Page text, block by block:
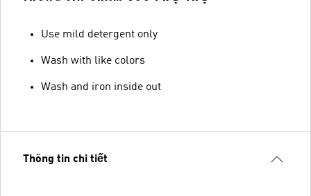
Use mild detergent only
Wash with like colors
Wash and iron inside out
Thông tin chi tiết